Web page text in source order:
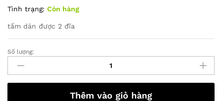
Tình trạng: Còn hàng
tấm dán được 2 đĩa
Decal
dán
nhãn
đĩa
Số lượng:
Thêm vào giỏ hàng